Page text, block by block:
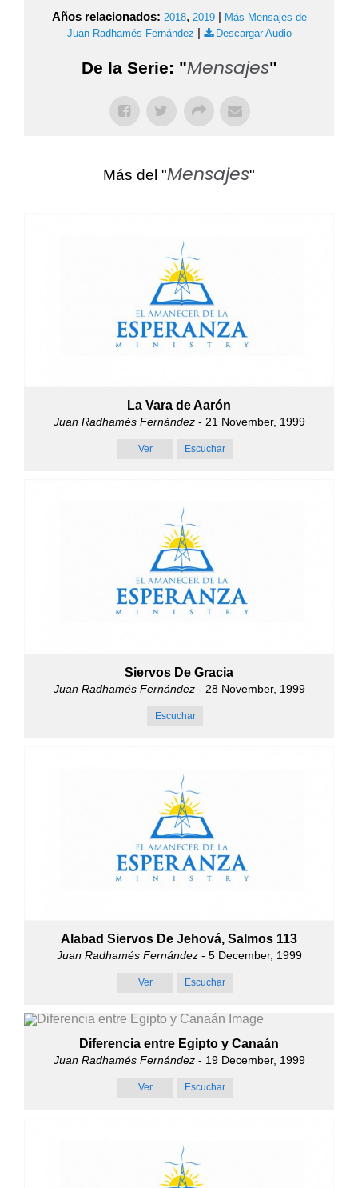
Años relacionados: 2018, 2019| Más Mensajes de
Juan Radhamés Fernández | Descargar Audio
De la Serie: "Mensajes"
Más del "Mensajes"
La Vara de Aarón
Juan Radhamés Fernández- 21 November, 1999
Ver Escuchar
Siervos De Gracia
Juan Radhamés Fernández- 28 November, 1999
Escuchar
Alabad Siervos De Jehová, Salmos 113
Juan Radhamés Fernández- 5 December, 1999
Ver Escuchar
Diferencia entre Egipto y Canaán
Juan Radhamés Fernández- 19 December, 1999
Ver Escuchar